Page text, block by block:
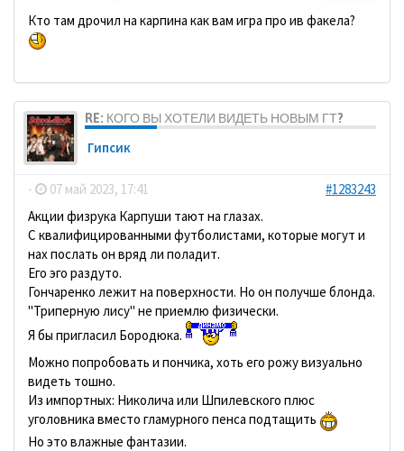
Кто там дрочил на карпина как вам игра про ив факела?
RE: КОГО ВЫ ХОТЕЛИ ВИДЕТЬ НОВЫМ ГТ?
Гипсик
- 07 май 2023, 17:41
#1283243
Акции физрука Карпуши тают на глазах.
С квалифицированными футболистами, которые могут и
нах послать он вряд ли поладит.
Его эго раздуто.
Гончаренко лежит на поверхности. Но он получше блонда.
"Триперную лису" не приемлю физически.
Я бы пригласил Бородюка.
Можно попробовать и пончика, хоть его рожу визуально
видеть тошно.
Из импортных: Николича или Шпилевского плюс
уголовника вместо гламурного пенса подтащить
Но это влажные фантазии.